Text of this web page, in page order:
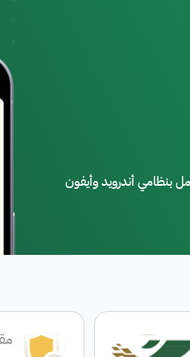
بنظامي أندرويد وأيفون